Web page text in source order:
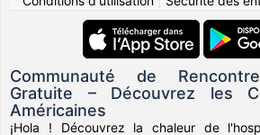
Communauté de
Gratuite – Découvrez les
Américaines
¡Hola ! Découvrez la chaleur de